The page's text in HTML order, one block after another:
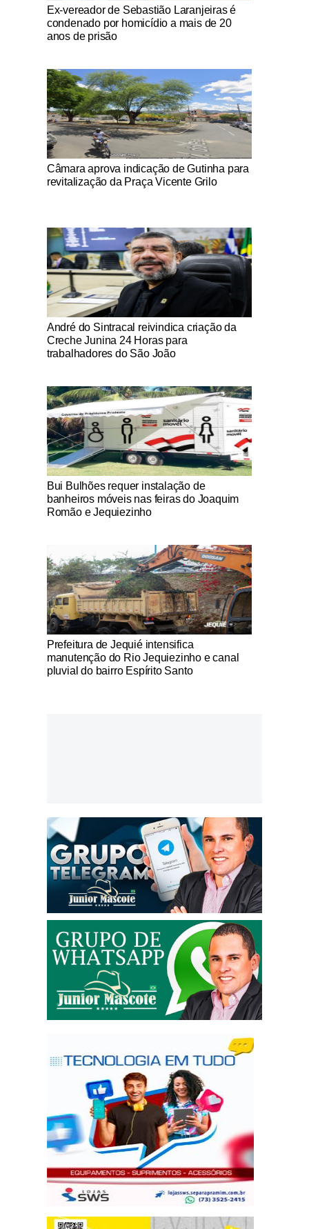
Notícias Católicas
Ex-vereador de Sebastião Laranjeiras é
condenado por homicídio a mais de 20
anos de prisão
Notícias Católicas
Câmara aprova indicação de Gutinha para
revitalização da Praça Vicente Grilo
Notícias Católicas
André do Sintracal reivindica criação da
Creche Junina 24 Horas para
trabalhadores do São João
Notícias Católicas
Bui Bulhões requer instalação de
banheiros móveis nas feiras do Joaquim
Romão e Jequiezinho
Notícias Católicas
Prefeitura de Jequié intensifica
manutenção do Rio Jequiezinho e canal
pluvial do bairro Espírito Santo